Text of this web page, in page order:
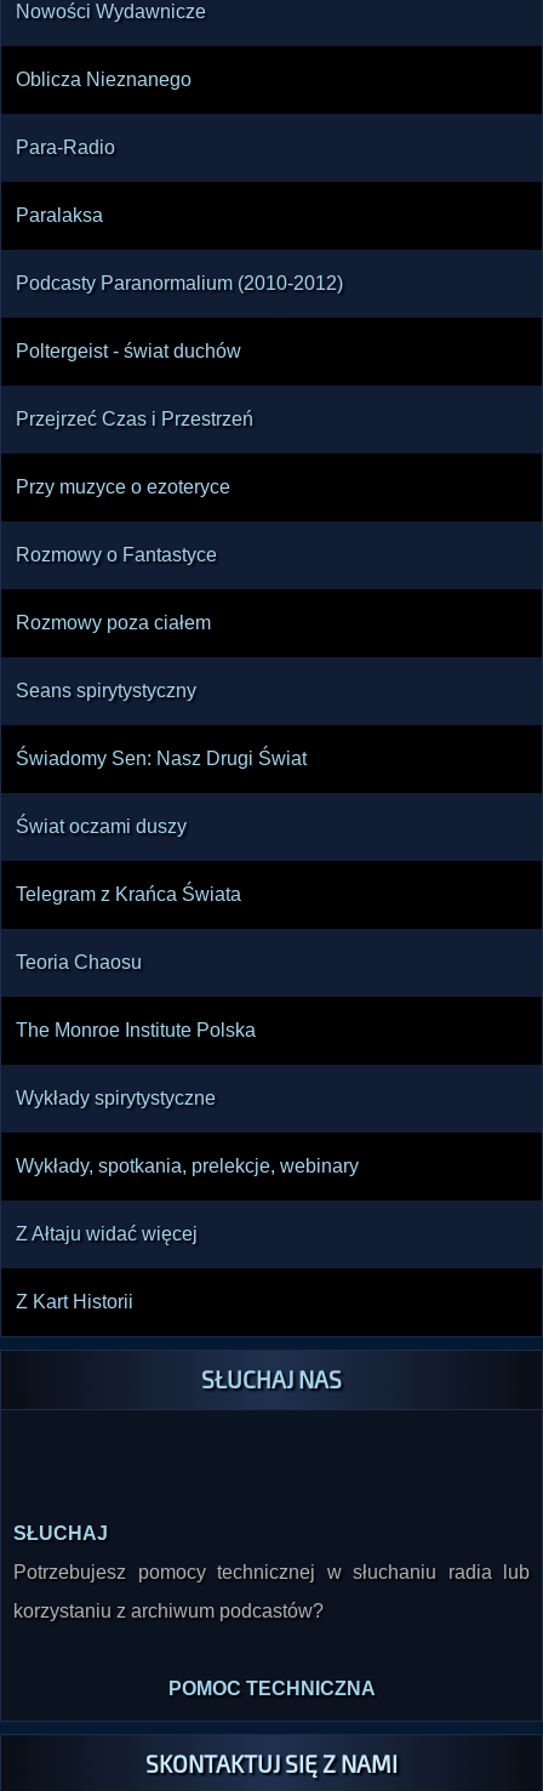
Nowości Wydawnicze
Oblicza Nieznanego
Para-Radio
Paralaksa
Podcasty Paranormalium (2010-2012)
Poltergeist - świat duchów
Przejrzeć Czas i Przestrzeń
Przy muzyce o ezoteryce
Rozmowy o Fantastyce
Rozmowy poza ciałem
Seans spirytystyczny
Świadomy Sen: Nasz Drugi Świat
Świat oczami duszy
Telegram z Krańca Świata
Teoria Chaosu
The Monroe Institute Polska
Wykłady spirytystyczne
Wykłady, spotkania, prelekcje, webinary
Z Ałtaju widać więcej
Z Kart Historii
SŁUCHAJ NAS
Potrzebujesz pomocy technicznej w słuchaniu radia lub
korzystaniu z archiwum podcastów?
SKONTAKTUJ SIĘ Z NAMI